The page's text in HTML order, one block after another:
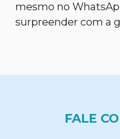
mesmo no
surpreender com a
FALE